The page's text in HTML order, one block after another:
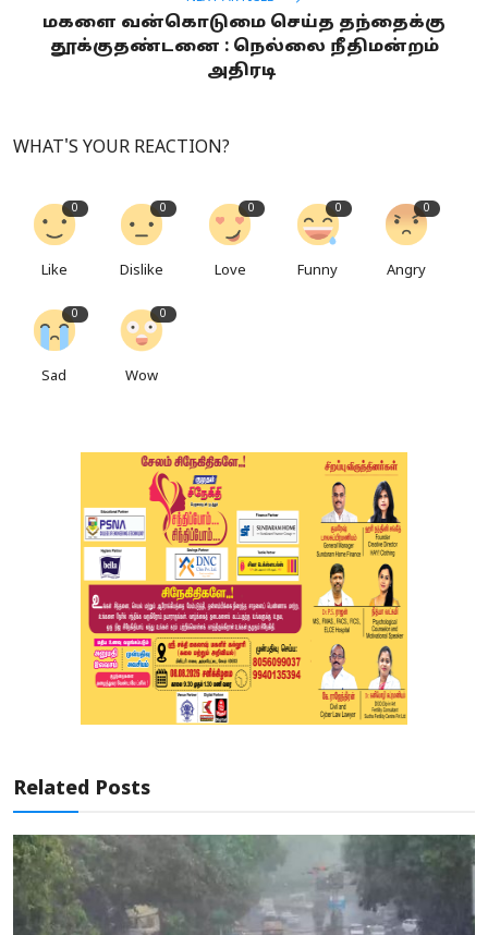
மகளை வன்கொடுமை செய்த தந்தைக்கு
தூக்குதண்டனை : நெல்லை நீதிமன்றம்
அதிரடி
WHAT'S YOUR REACTION?
0
Like
0
Dislike
0
Love
0
Funny
0
Angry
0
Sad
0
Wow
Related Posts